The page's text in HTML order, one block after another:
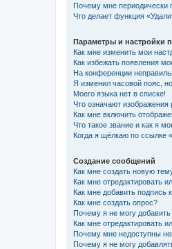
Почему мне периодически
Что делает функция
Параметры и настройки
Как мне изменить мои
Как избежать появления
На конференции
Я изменил часовой пояс,
Моего языка нет в списке!
Что означают
Как мне включить
Что такое звание и как я
Когда я щёлкаю по ссылке
Создание сообщений
Как мне создать новую
Как мне отредактировать
Как мне добавить подпись
Как мне создать опрос?
Почему я не могу
Как мне отредактировать
Почему мне недоступны
Почему я не могу